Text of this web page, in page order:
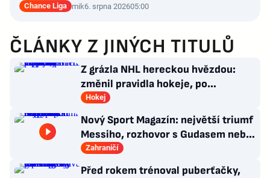
Chance Liga mik6. srpna 202605:00
ČLÁNKY Z JINÝCH TITULŮ
Z grázla NHL hereckou hvězdou:
změnil pravidla hokeje, po
Oppenheimerovi září v Odysseji
Hokej
Nový Sport Magazín: největší triumf
Messiho, rozhovor s Gudasem nebo
plakát Pogačara
Zahraničí
Před rokem trénoval puberťačky,